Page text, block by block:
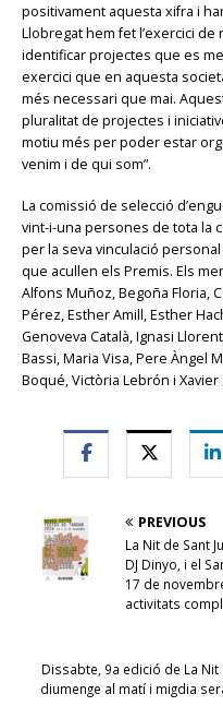
positivament aquesta xifra i
Llobregat hem fet l’exercici
identificar projectes que es
exercici que en aquesta
més necessari que mai.
pluralitat de projectes i
motiu més per poder estar
venim i de qui som”.
La comissió de selecció
vint-i-una persones de tota la
per la seva vinculació
que acullen els Premis. Els
Alfons Muñoz, Begoña Floria,
Pérez, Esther Amill, Esther
Genoveva Català, Ignasi
Bassi, Maria Visa, Pere Àngel
Boqué, Victòria Lebrón i Xavier
PREVIOUS
La Nit de Sant
DJ Dinyo, i el
17 de
activitats
Dissabte, 9a edició de La Nit
diumenge al matí i migdia